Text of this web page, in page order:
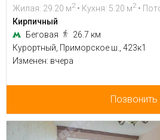
Жилая: 29.20 м2 • Кухня: 5.20 м2 •
Кирпичный
Беговая
26.7 км
Курортный, Приморское ш., 423к1
Изменен: вчера
Позвонить